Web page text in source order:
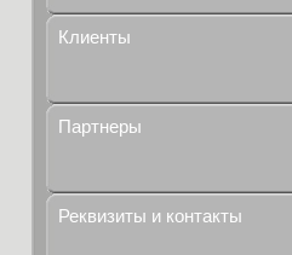
Клиенты
Партнеры
Реквизиты и контакты